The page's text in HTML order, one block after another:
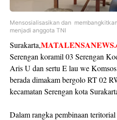
Mensosialisasikan dan
menjadi anggota TNI
Surakarta,
Serengan koramil 03 Serengan
Aris U dan sertu E lau we
berada dimakam bergolo RT 02
kecamatan Serengan kota
Dalam rangka pembinaan